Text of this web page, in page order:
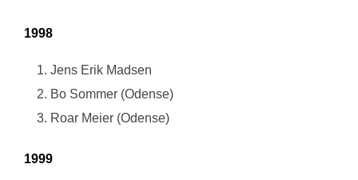
1998
Jens Erik Madsen
Bo Sommer (Odense)
Roar Meier (Odense)
1999